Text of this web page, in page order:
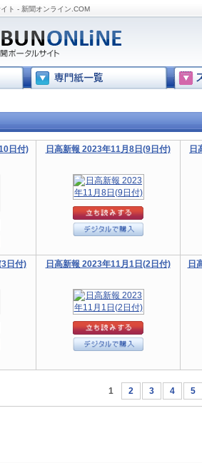
ト - 新聞オンライン.COM
日付) 日高新報 2023年11月8日(9日付) 日
日付) 日高新報 2023年11月1日(2日付) 日
1 2 3 4 5